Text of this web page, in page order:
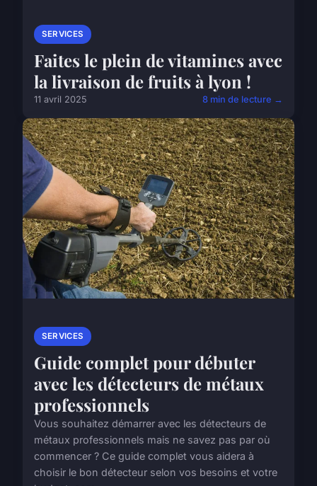
SERVICES
Faites le plein de vitamines avec
la livraison de fruits à lyon !
11 avril 2025 8 min de lecture →
SERVICES
Guide complet pour débuter
avec les détecteurs de métaux
professionnels
Vous souhaitez démarrer avec les détecteurs de
métaux professionnels mais ne savez pas par où
commencer ? Ce guide complet vous aidera à
choisir le bon détecteur selon vos besoins et votre